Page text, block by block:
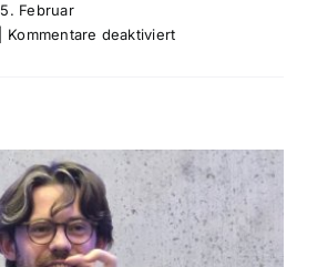
5. Februar
Kommentare deaktiviertfür
zum
Thema
‚Das
neue
Staatstheater